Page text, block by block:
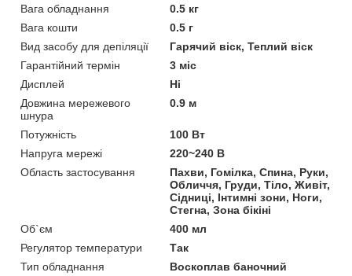
Вага обладнання
0.5 кг
Вага кошти
0.5 г
Вид засобу для депіляції
Гарячий віск, Теплий віск
Гарантійний термін
3 міс
Дисплей
Ні
Довжина мережевого
шнура
0.9 м
Потужність
100 Вт
Напруга мережі
220~240 В
Область застосування
Пахви, Гомілка, Спина, Руки,
Обличчя, Груди, Тіло, Живіт,
Сідниці, Інтимні зони, Ноги,
Стегна, Зона бікіні
Об`єм
400 мл
Регулятор температури
Так
Тип обладнання
Воскоплав баночний